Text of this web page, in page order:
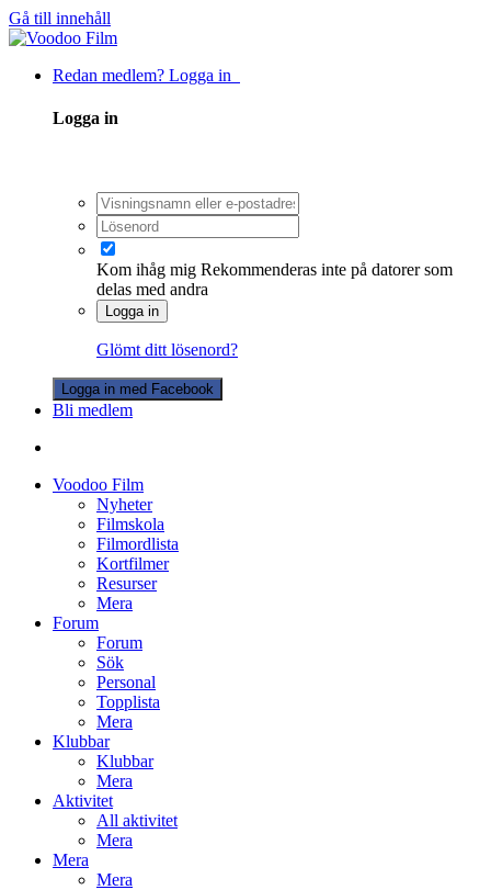
Gå till innehåll
Redan medlem? Logga in
Logga in
Kom ihåg mig Rekommenderas inte på datorer som
delas med andra
Logga in
Glömt ditt lösenord?
Logga in med Facebook
Bli medlem
Voodoo Film
Nyheter
Filmskola
Filmordlista
Kortfilmer
Resurser
Mera
Forum
Forum
Sök
Personal
Topplista
Mera
Klubbar
Klubbar
Mera
Aktivitet
All aktivitet
Mera
Mera
Mera